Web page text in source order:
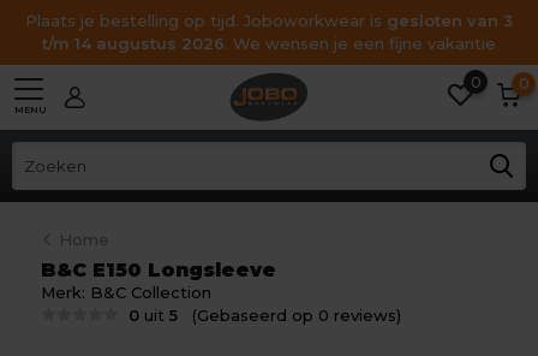
Plaats je bestelling op tijd. Joboworkwear is gesloten van 3
t/m 14 augustus 2026. We wensen je een fijne vakantie
MENU
0 0
Home
B&C E150 Longsleeve
Merk: B&C Collection
0 uit5 (Gebaseerd op 0 reviews)